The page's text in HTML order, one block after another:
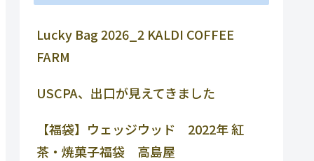
Lucky Bag 2026_2 KALDI COFFEE
FARM
USCPA、出口が見えてきました
【福袋】ウェッジウッド 2022年 紅
茶・焼菓子福袋 高島屋